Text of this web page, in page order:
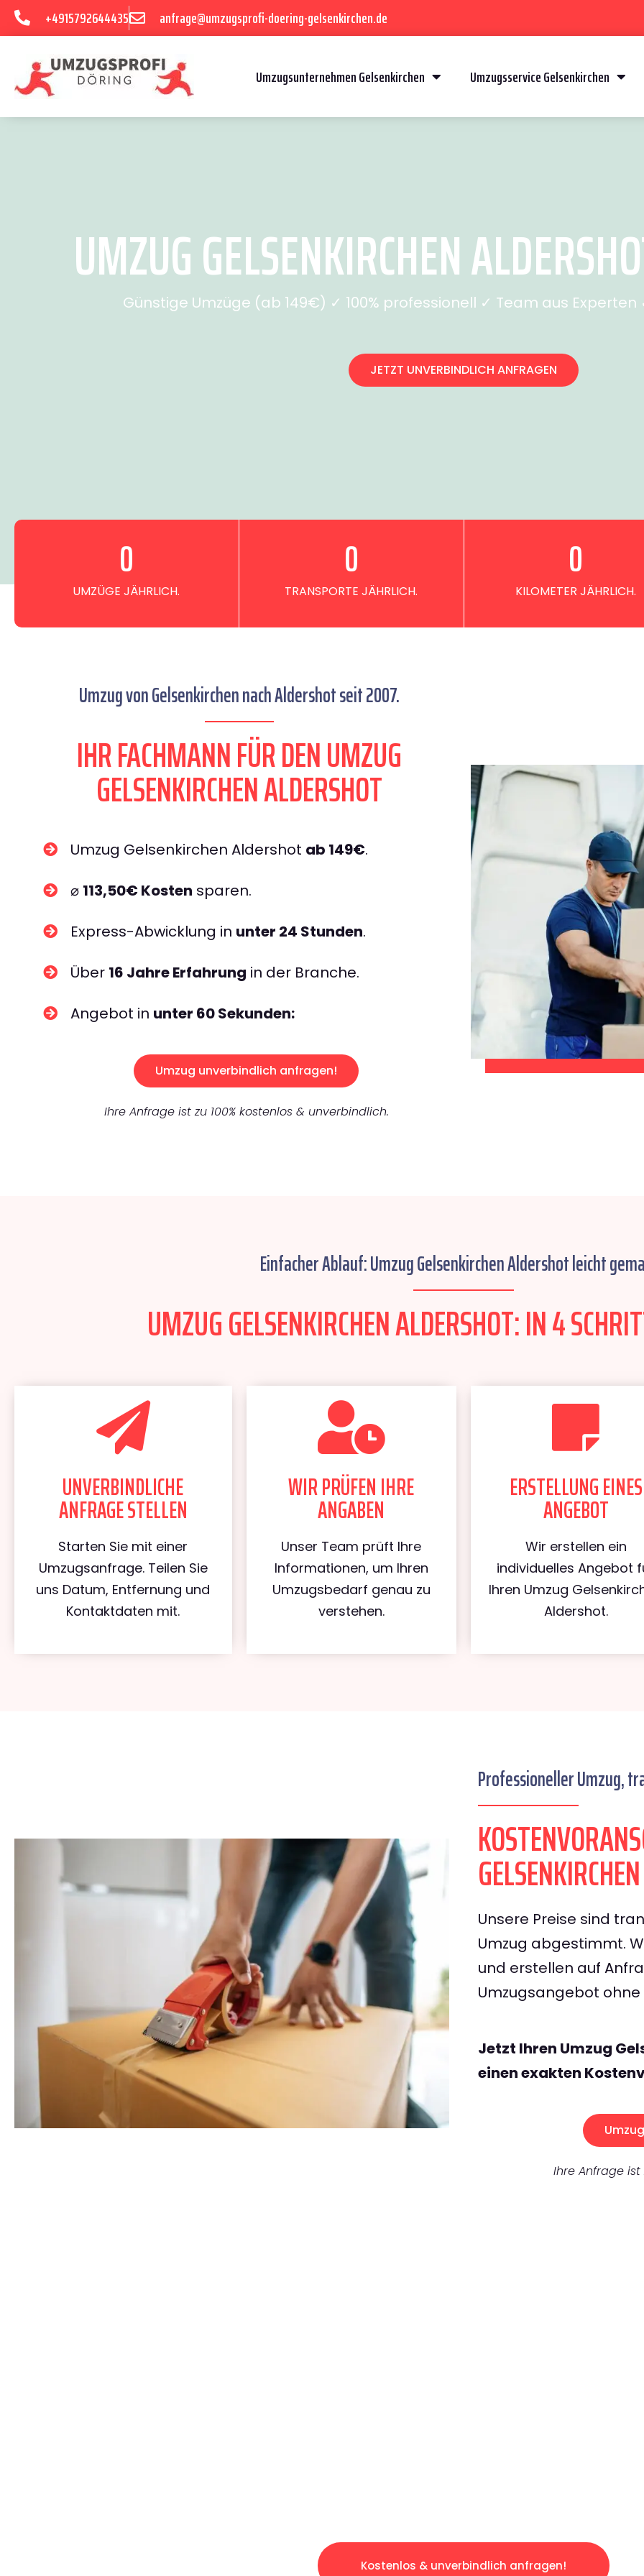
+4915792644435 anfrage@umzugsprofi-doering-gelsenkirchen.de
Umzugsunternehmen Gelsenkirchen Umzugsservice Gelsenkirchen
UMZUG GELSENKIRCHEN
Günstige Umzüge (ab 149€) ✓ 100% professionell ✓ Team aus
JETZT UNVERBINDLICH ANFRAGEN
UMZÜGE JÄHRLICH.
0
TRANSPORTE JÄHRLICH.
0
KILOMETER JÄHRLICH.
0
Umzug von Gelsenkirchen nach Aldershot seit 2007.
IHR FACHMANN FÜR DEN UMZUG
GELSENKIRCHEN ALDERSHOT
Umzug Gelsenkirchen Aldershot ab 149€.
⌀ 113,50€ Kosten sparen.
Express-Abwicklung in unter 24 Stunden.
Über 16 Jahre Erfahrung in der Branche.
Angebot in unter 60 Sekunden:
Umzug unverbindlich anfragen!
Ihre Anfrage ist zu 100% kostenlos & unverbindlich.
Einfacher Ablauf: Umzug Gelsenkirchen Aldershot leicht
UMZUG GELSENKIRCHEN ALDERSHOT: IN 4
UNVERBINDLICHE
ANFRAGE STELLEN
Starten Sie mit einer
Umzugsanfrage. Teilen Sie
uns Datum, Entfernung und
Kontaktdaten mit.
WIR PRÜFEN IHRE
ANGABEN
Unser Team prüft Ihre
Informationen, um Ihren
Umzugsbedarf genau zu
verstehen.
ERSTELLUNG EINES
ANGEBOT
Wir erstellen ein
individuelles Angebot
Ihren Umzug
Aldershot.
Professioneller Umzug,
Unsere Preise sind
Umzug abgestimmt.
und erstellen auf
Umzugsangebot
Jetzt Ihren Umzug
einen exakten
Ihre Anfrage ist
Kostenlos & unverbindlich anfragen!